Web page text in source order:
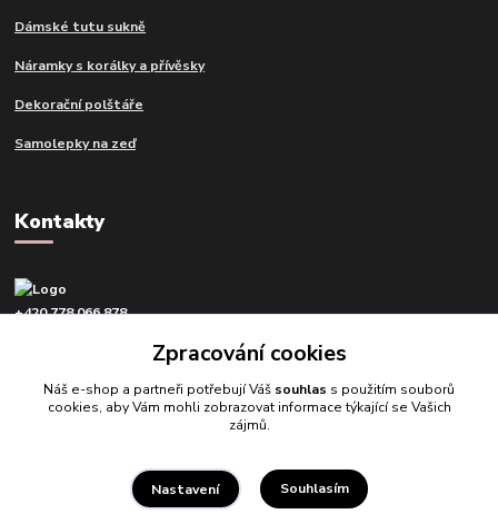
Dámské tutu sukně
Náramky s korálky a přívěsky
Dekorační polštáře
Samolepky na zeď
Kontakty
+420 778 066 878
Zpracování cookies
Náš e-shop a partneři potřebují Váš souhlas s použitím souborů
cookies, aby Vám mohli zobrazovat informace týkající se Vašich
zájmů.
Nastavení Souhlasím